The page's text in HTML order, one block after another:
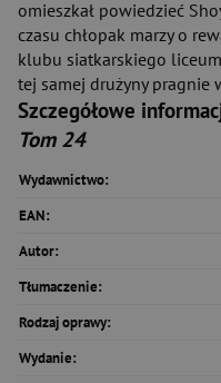
omieszkał powiedzieć
czasu chłopak marzy o
klubu siatkarskiego
tej samej drużyny pragnie
Szczegółowe
Tom 24
Wydawnictwo:
EAN:
Autor:
Tłumaczenie:
Rodzaj oprawy:
Wydanie: